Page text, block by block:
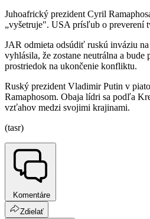
Juhoafrický prezident Cyril
„vyšetruje". USA prísľub o preverení
JAR odmieta odsúdiť ruskú inváziu
vyhlásila, že zostane neutrálna a
prostriedok na ukončenie konfliktu.
Ruský prezident Vladimir Putin v
Ramaphosom. Obaja lídri sa podľa
vzťahov medzi svojimi krajinami.
(tasr)
Komentáre
Zdielať